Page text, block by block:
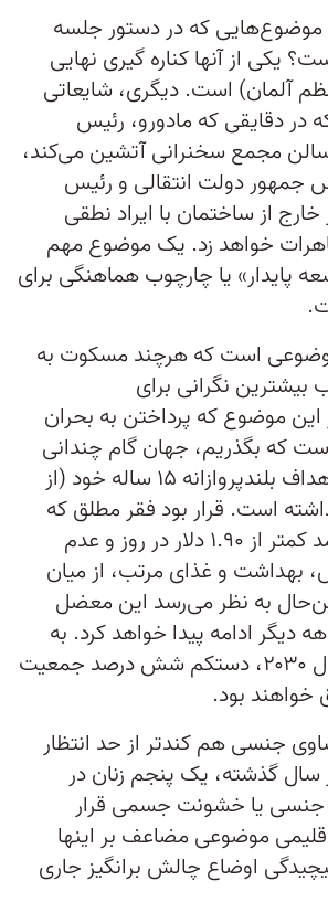
موضوع‌هایی که در دستور جلسه
یکی از آنها کناره گیری نهایی
آلمان) است. دیگری، شایعاتی
در دقایقی که مادورو، رئیس
سالن مجمع سخنرانی آتشین می‌کند،
جمهور دولت انتقالی و رئیس
خارج از ساختمان با ایراد نطقی
خواهد زد. یک موضوع مهم
پایدار» یا چارچوب هماهنگی برای
است که هرچند مسکوت به
نگرانی برای
موضوع که پرداختن به بحران
که بگذریم، جهان گام چندانی
برای دستیابی به اهداف بلندپروازانه‌ ۱۵ ساله خود (از
۲۰۳۰) برنداشته است. قرار بود فقر مطلق که
عبارت است از درآمد کمتر از ۱.۹۰ دلار در روز و عدم
بهداشت و غذای مرتب، از میان
به نظر می‌رسد این معضل
دیگر ادامه پیدا خواهد کرد. به
عبارت دیگر، در سال ۲۰۳۰، دستکم شش درصد جمعیت
خواهند بود.
جنسی هم کندتر از حد انتظار
سال گذشته، یک پنجم زنان در
یا خشونت جسمی قرار
موضوعی مضاعف بر اینها
اوضاع چالش برانگیز جاری